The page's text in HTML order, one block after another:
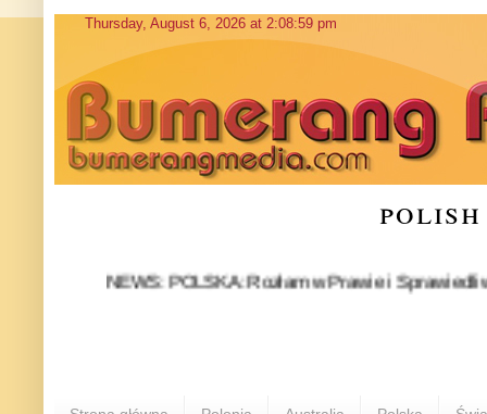
NEWS: POLSKA: Rozłam w Prawie i